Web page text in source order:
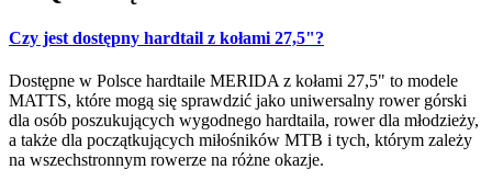
Czy jest dostępny hardtail z kołami 27,5"?
Dostępne w Polsce hardtaile MERIDA z kołami 27,5" to modele
MATTS, które mogą się sprawdzić jako uniwersalny rower górski
dla osób poszukujących wygodnego hardtaila, rower dla młodzieży,
a także dla początkujących miłośników MTB i tych, którym zależy
na wszechstronnym rowerze na różne okazje.